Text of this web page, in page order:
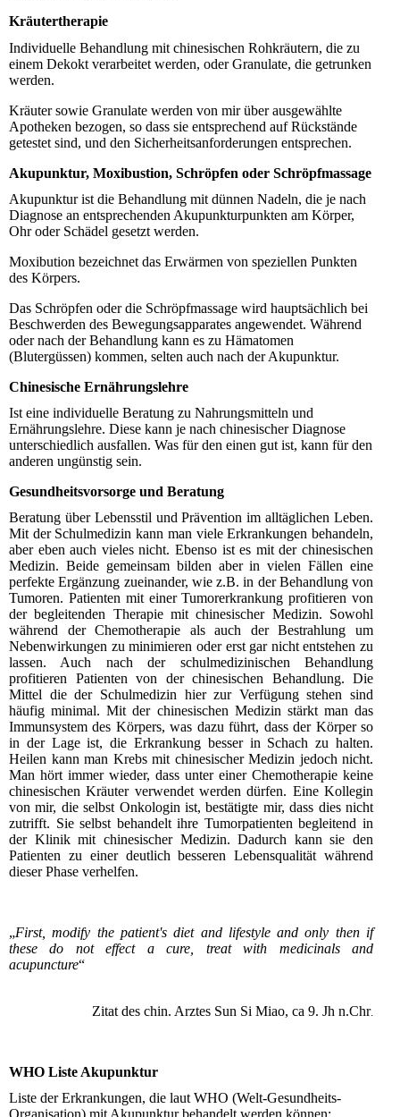
Kräutertherapie
Individuelle Behandlung mit chinesischen Rohkräutern, die zu
einem Dekokt verarbeitet werden, oder Granulate, die getrunken
werden.
Kräuter sowie Granulate werden von mir über ausgewählte
Apotheken bezogen, so dass sie entsprechend auf Rückstände
getestet sind, und den Sicherheitsanforderungen entsprechen.
Akupunktur, Moxibustion, Schröpfen oder Schröpfmassage
Akupunktur ist die Behandlung mit dünnen Nadeln, die je nach
Diagnose an entsprechenden Akupunkturpunkten am Körper,
Ohr oder Schädel gesetzt werden.
Moxibution bezeichnet das Erwärmen von speziellen Punkten
des Körpers.
Das Schröpfen oder die Schröpfmassage wird hauptsächlich bei
Beschwerden des Bewegungsapparates angewendet. Während
oder nach der Behandlung kann es zu Hämatomen
(Blutergüssen) kommen, selten auch nach der Akupunktur.
Chinesische Ernährungslehre
Ist eine individuelle Beratung zu Nahrungsmitteln und
Ernährungslehre. Diese kann je nach chinesischer Diagnose
unterschiedlich ausfallen. Was für den einen gut ist, kann für den
anderen ungünstig sein.
Gesundheitsvorsorge und Beratung
Beratung über Lebensstil und Prävention im alltäglichen Leben.
Mit der Schulmedizin kann man viele Erkrankungen behandeln,
aber eben auch vieles nicht. Ebenso ist es mit der chinesischen
Medizin. Beide gemeinsam bilden aber in vielen Fällen eine
perfekte Ergänzung zueinander, wie z.B. in der Behandlung von
Tumoren. Patienten mit einer Tumorerkrankung profitieren von
der begleitenden Therapie mit chinesischer Medizin. Sowohl
während der Chemotherapie als auch der Bestrahlung um
Nebenwirkungen zu minimieren oder erst gar nicht entstehen zu
lassen. Auch nach der schulmedizinischen Behandlung
profitieren Patienten von der chinesischen Behandlung. Die
Mittel die der Schulmedizin hier zur Verfügung stehen sind
häufig minimal. Mit der chinesischen Medizin stärkt man das
Immunsystem des Körpers, was dazu führt, dass der Körper so
in der Lage ist, die Erkrankung besser in Schach zu halten.
Heilen kann man Krebs mit chinesischer Medizin jedoch nicht.
Man hört immer wieder, dass unter einer Chemotherapie keine
chinesischen Kräuter verwendet werden dürfen. Eine Kollegin
von mir, die selbst Onkologin ist, bestätigte mir, dass dies nicht
zutrifft. Sie selbst behandelt ihre Tumorpatienten begleitend in
der Klinik mit chinesischer Medizin. Dadurch kann sie den
Patienten zu einer deutlich besseren Lebensqualität während
dieser Phase verhelfen.
„First, modify the patient's diet and lifestyle and only then if
these do not effect a cure, treat with medicinals and
acupuncture“
Zitat des chin. Arztes Sun Si Miao, ca 9. Jh n.Chr.
WHO Liste Akupunktur
Liste der Erkrankungen, die laut WHO (Welt-Gesundheits-